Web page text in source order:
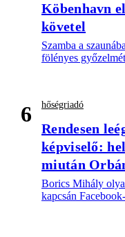
Köbenhavn
követel
Szamba a
fölényes
6 hőségriadó
Rendesen
képviselő:
miután
Borics Mihály
kapcsán